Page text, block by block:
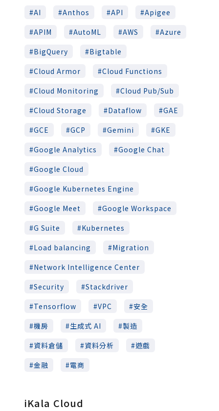
AI Anthos API
Apigee
APIM
AutoML AWS
Azure
BigQuery
Bigtable
Cloud Armor
Cloud Functions
Cloud Monitoring
Cloud Pub/Sub
Cloud Storage
Dataflow
GAE
GCE
GCP Gemini
GKE
Google Analytics
Google Chat
Google Cloud
Google Kubernetes Engine
Google Meet
Google Workspace
G Suite
Kubernetes
Load balancing
Migration
Network Intelligence Center
Security
Stackdriver
Tensorflow
VPC
安全
機房
生成式 AI
製造
資料倉儲
資料分析
遊戲
金融
電商
iKala Cloud